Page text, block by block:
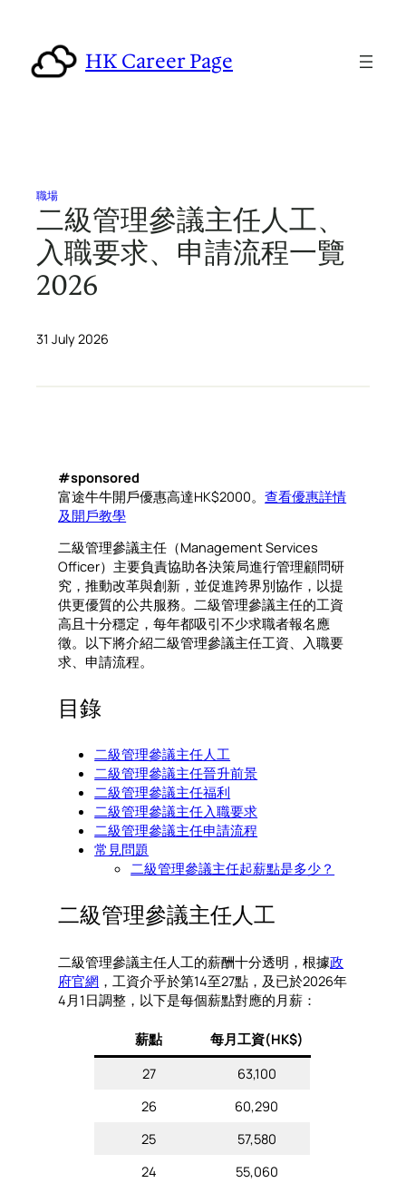
content
HK Career Page
職場
二級管理參議主任人工、
入職要求、申請流程一覽
2026
31 July 2026
#sponsored
富途牛牛開戶優惠高達HK$2000。查看優惠詳情
及開戶教學
二級管理參議主任（Management Services
Officer）主要負責協助各決策局進行管理顧問研
究，推動改革與創新，並促進跨界別協作，以提
供更優質的公共服務。二級管理參議主任的工資
高且十分穩定，每年都吸引不少求職者報名應
徵。以下將介紹二級管理參議主任工資、入職要
求、申請流程。
目錄
二級管理參議主任人工
二級管理參議主任晉升前景
二級管理參議主任福利
二級管理參議主任入職要求
二級管理參議主任申請流程
常見問題
二級管理參議主任起薪點是多少？
二級管理參議主任人工
二級管理參議主任人工的薪酬十分透明，根據政
府官網 ，工資介乎於第14至27點，及已於2026年
4月1日調整，以下是每個薪點對應的月薪：
薪點
每月工資(HK$)
27
63,100
26
60,290
25
57,580
24
55,060